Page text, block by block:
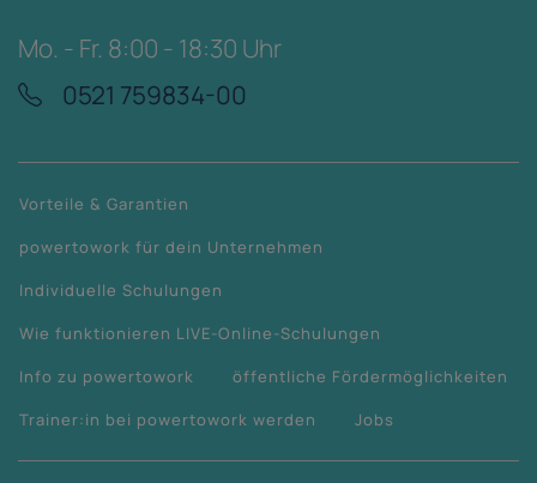
Mo. - Fr. 8:00 - 18:30 Uhr
0521 759834-00
Vorteile & Garantien
powertowork für dein Unternehmen
Individuelle Schulungen
Wie funktionieren LIVE-Online-Schulungen
Info zu powertowork
öffentliche Fördermöglichkeiten
Trainer:in bei powertowork werden
Jobs